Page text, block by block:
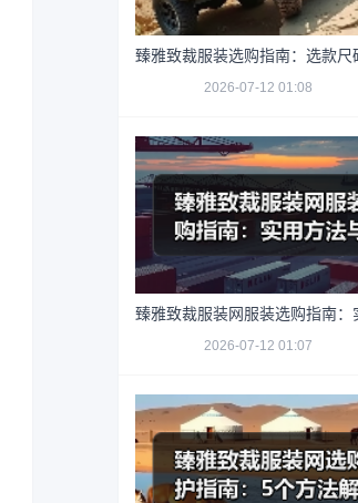
臻雅致裁服装选购指南：选款尺
2026-07-12 01:08
臻雅致裁服装网服装选购指南：
2026-07-12 01:07